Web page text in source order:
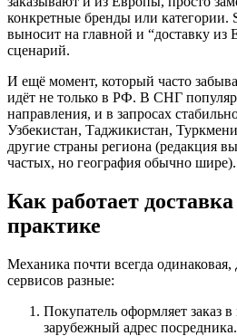
конкретные бренды или категории.
выносит на главной и “доставку из
сценарий.
И ещё момент, который часто
идёт не только в РФ. В СНГ
направления, и в запросах
Узбекистан, Таджикистан,
другие страны региона (редакция
частых, но география обычно шире).
Как работает
практике
Механика почти всегда одинаковая,
сервисов разные:
Покупатель оформляет заказ
зарубежный адрес посредника.